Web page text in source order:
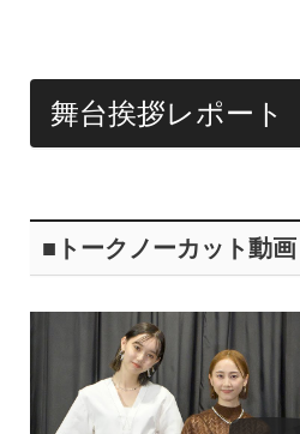
舞台挨拶レポート
■トークノーカット動画